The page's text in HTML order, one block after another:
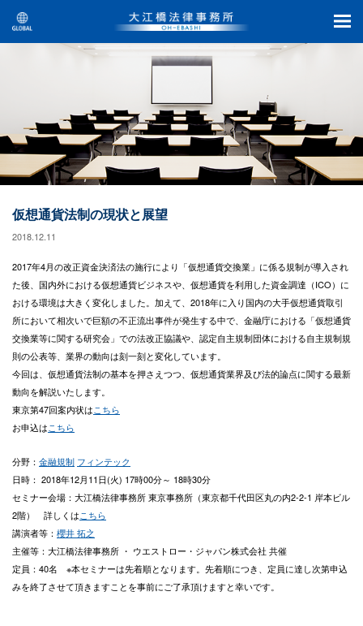
仮想通貨法制の現状と展望
2018.12.11
2017年4月の改正資金決済法の施行により「仮想通貨交換業」に係る規制が導入され
た後、国内外における仮想通貨ビジネスや、仮想通貨を利用した資金調達（ICO）に
おける環境は大きく変化しました。加えて、2018年に入り国内の大手仮想通貨取引
所において相次いで巨額の不正流出事件が発生する中で、金融庁における「仮想通貨
交換業等に関する研究会」での法改正協議や、認定自主規制団体における自主規制規
則の公表等、業界の動向は刻一刻と変化しています。
今回は、仮想通貨法制の基本を押さえつつ、仮想通貨業界及び法的論点に関する最新
動向を解説いたします。
東京第47回案内状はこちら
お申込はこちら
分野： 金融規制 フィンテック
日時： 2018年12月11日(火) 17時00分～ 18時30分
セミナー会場：大江橋法律事務所 東京事務所（東京都千代田区丸の内2-2-1 岸本ビル
2階） 詳しくはこちら
講演者等： 櫻井 拓之
主催等：大江橋法律事務所 ・ ウエストロー・ジャパン株式会社 共催
定員：40名 ※本セミナーは先着順となります。先着順につき、定員に達し次第申込
みを終了させて頂きますことを事前にご了承頂けますと幸いです。